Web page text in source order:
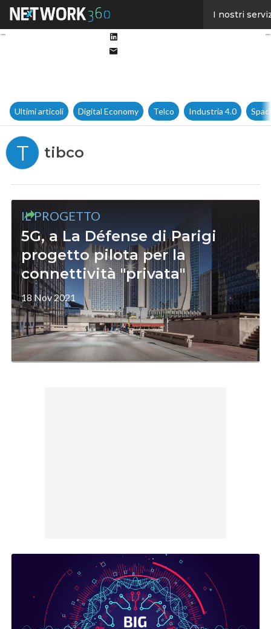
I nostri
Ultimi articoli Digital Economy Telco Industria 4.0
T tibco
IL PROGETTO
5G, a La Défense di Parigi
progetto pilota per la
connettività "privata"
18 Nov 2021